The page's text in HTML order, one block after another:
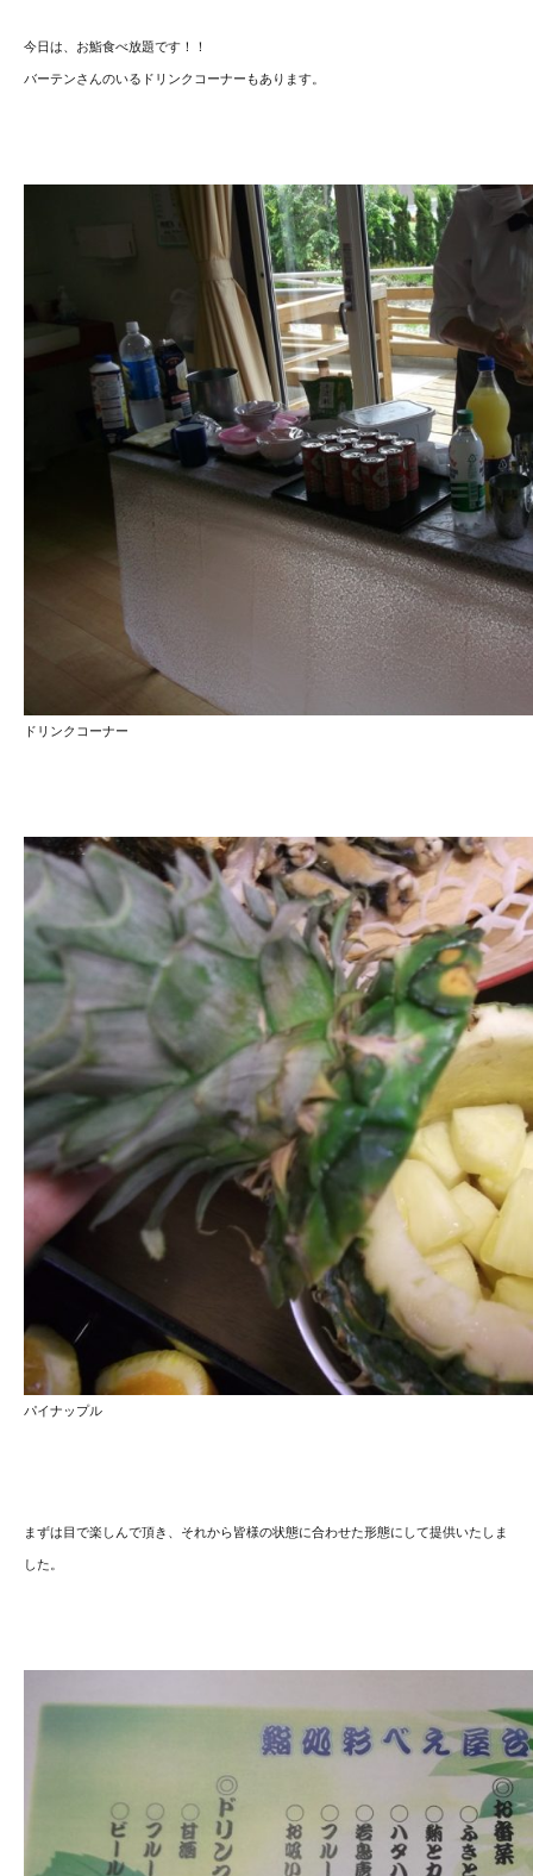
今日は、お鮨食べ放題です！！
バーテンさんのいるドリンクコーナーもあります。
ドリンクコーナー
パイナップル
まずは目で楽しんで頂き、それから皆様の状態に合わせた形態にして提供いたしま
した。